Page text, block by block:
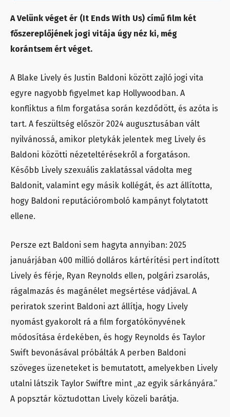
A Velünk véget ér (It Ends With Us) című film két
főszereplőjének jogi vitája úgy néz ki, még
korántsem ért véget.
A Blake Lively és Justin Baldoni között zajló jogi vita
egyre nagyobb figyelmet kap Hollywoodban. A
konfliktus a film forgatása során kezdődött, és azóta is
tart. A feszültség először 2024 augusztusában vált
nyilvánossá, amikor pletykák jelentek meg Lively és
Baldoni közötti nézeteltérésekről a forgatáson.
Később Lively szexuális zaklatással vádolta meg
Baldonit, valamint egy másik kollégát, és azt állította,
hogy Baldoni reputációromboló kampányt folytatott
ellene.
Persze ezt Baldoni sem hagyta annyiban: 2025
januárjában 400 millió dolláros kártérítési pert indított
Lively és férje, Ryan Reynolds ellen, polgári zsarolás,
rágalmazás és magánélet megsértése vádjával. A
periratok szerint Baldoni azt állítja, hogy Lively
nyomást gyakorolt rá a film forgatókönyvének
módosítása érdekében, és hogy Reynolds és Taylor
Swift bevonásával próbálták A perben Baldoni
szöveges üzeneteket is bemutatott, amelyekben Lively
utalni látszik Taylor Swiftre mint „az egyik sárkányára.”
A popsztár köztudottan Lively közeli barátja.